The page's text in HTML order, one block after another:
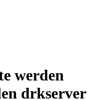
werden
drkserver